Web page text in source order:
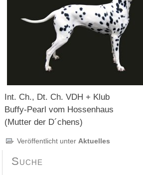
Int. Ch., Dt. Ch. VDH + Klub
Buffy-Pearl vom Hossenhaus
(Mutter der D´chens)
Veröffentlicht unter Aktuelles
Suche